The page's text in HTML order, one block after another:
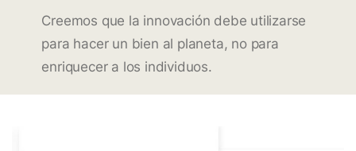
Creemos que la innovación debe utilizarse
para hacer un bien al planeta, no para
enriquecer a los individuos.